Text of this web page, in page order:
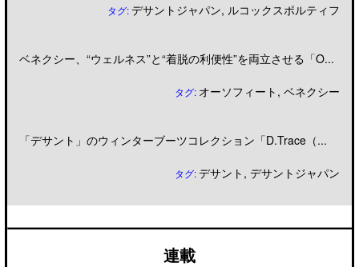
タグ:デサントジャパン, ルコックスポルティフ
ベネクシー、“ウェルネス”と“着脱の利便性”を両立させる「O...
タグ: オーソフィート ,ベネクシー
「デサント」のウィンターブーツコレクション「D.Trace（...
タグ:デサント ,デサントジャパン
連載